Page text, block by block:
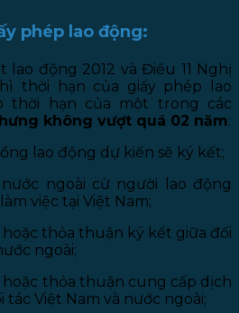
phép lao động:
lao động 2012 và Điều 11 Nghị
thời hạn của giấy phép lao
thời hạn của một trong các
không vượt quá 02 năm:
lao động dự kiến sẽ ký kết;
ngoài cử người lao động
việc tại Việt Nam;
thỏa thuận ký kết giữa đối
ngoài;
hoặc thỏa thuận cung cấp dịch
tác Việt Nam và nước ngoài;